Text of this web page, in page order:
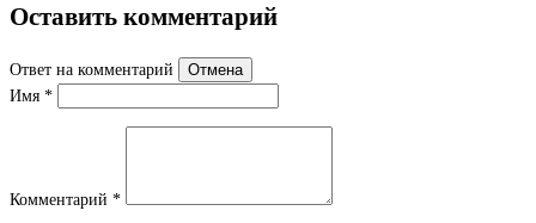
Оставить комментарий
Ответ на комментарий
Отмена
Имя *
Комментарий *